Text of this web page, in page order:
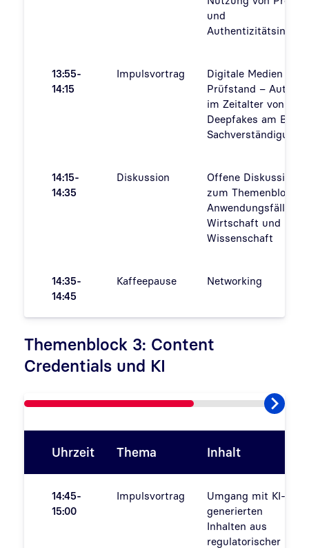
und
13:55-
14:15
Impulsvortrag
Digitale Medien im
Prüfstand –
im Zeitalter von KI
Deepfakes am
14:15-
14:35
Diskussion
Offene
zum Themenblock
Anwendungsfälle
Wirtschaft und
Wissenschaft
14:35-
14:45
Kaffeepause Networking
Themenblock 3: Content
Credentials und KI
Uhrzeit Thema Inhalt
14:45-
15:00
Impulsvortrag
Umgang mit KI-
generierten
Inhalten aus
regulatorischer